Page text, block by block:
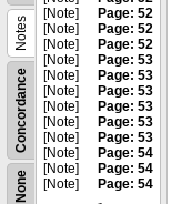
None
Concordance
Notes
[Note]
Page: 52
[Note]
Page: 52
[Note]
Page: 52
[Note]
Page: 53
[Note]
Page: 53
[Note]
Page: 53
[Note]
Page: 53
[Note]
Page: 53
[Note]
Page: 53
[Note]
Page: 54
[Note]
Page: 54
[Note]
Page: 54